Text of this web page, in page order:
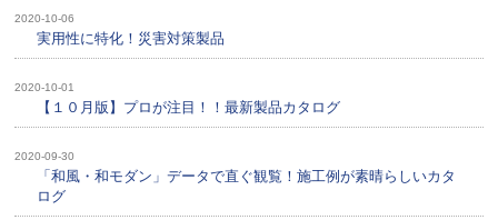
2020-10-06
実用性に特化！災害対策製品
2020-10-01
【１０月版】プロが注目！！最新製品カタログ
2020-09-30
「和風・和モダン」データで直ぐ観覧！施工例が素晴らしいカタ
ログ